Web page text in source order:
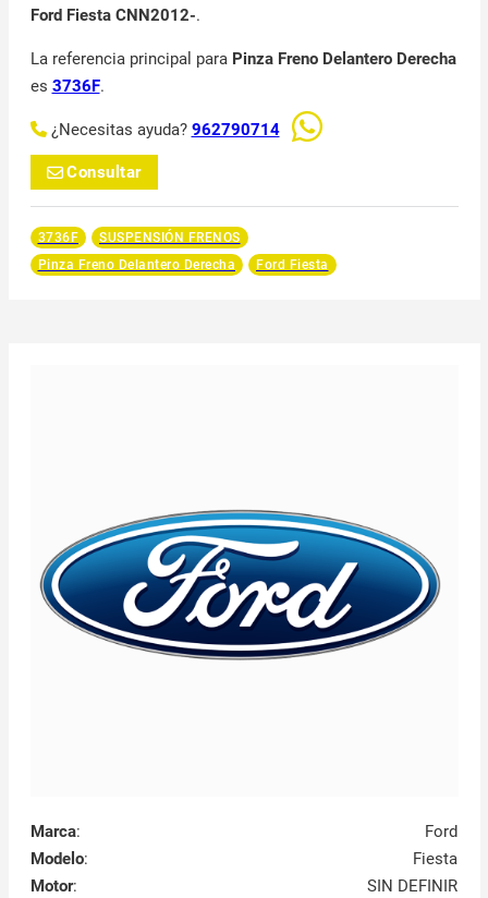
Ford Fiesta CNN2012-.
La referencia principal para Pinza Freno Delantero Derecha
es 3736F.
¿Necesitas ayuda? 962790714
Consultar
3736F
SUSPENSIÓN FRENOS
Pinza Freno Delantero Derecha
Ford Fiesta
Marca:
Ford
Modelo:
Fiesta
Motor: SIN DEFINIR